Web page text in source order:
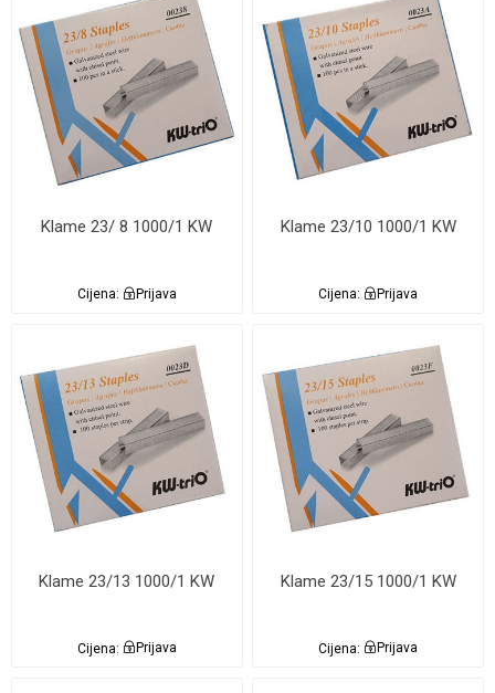
Klame 23/ 8 1000/1 KW
Cijena: Prijava
Klame 23/10 1000/1 KW
Cijena: Prijava
Klame 23/13 1000/1 KW
Cijena: Prijava
Klame 23/15 1000/1 KW
Cijena: Prijava